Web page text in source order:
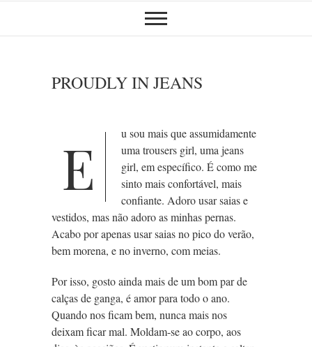
PROUDLY IN JEANS
E
u sou mais que assumidamente
uma trousers girl, uma jeans
girl, em específico. É como me
sinto mais confortável, mais
confiante. Adoro usar saias e
vestidos, mas não adoro as minhas pernas.
Acabo por apenas usar saias no pico do verão,
bem morena, e no inverno, com meias.
Por isso, gosto ainda mais de um bom par de
calças de ganga, é amor para todo o ano.
Quando nos ficam bem, nunca mais nos
deixam ficar mal. Moldam-se ao corpo, aos